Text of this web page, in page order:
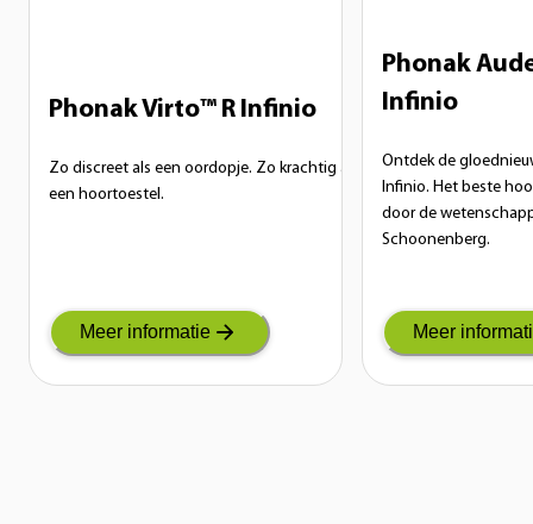
Phonak Virto™ R Infinio
Zo discreet als een oordopje. Zo krachtig als
een hoortoestel.
Meer informatie
Phonak
Infinio
Ontdek de
Infinio. Het beste
door de
Schoonenberg.
Meer